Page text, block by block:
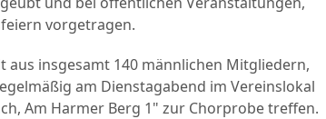
vorgetragen.
aus insgesamt 140 männlichen Mitgliedern,
am Dienstagabend im Vereinslokal
Am Harmer Berg 1" zur Chorprobe treffen.